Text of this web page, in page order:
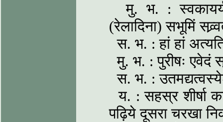
मु. भ. :
(रेलादिना) सभूमिं
स. भ. : हां हां
मु. भ. : पुरीषः एवेदं
स. भ. :
य. : सहस्र शीर्षा
पढ़िये दूसरा चरखा